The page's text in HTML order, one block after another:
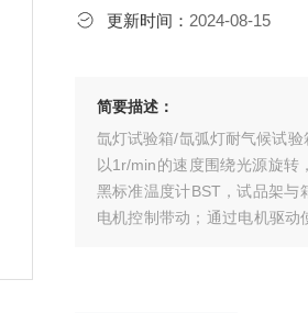
更新时间： 2024-08-15
简要描述：
氙灯试验箱/氙弧灯耐气候试
以1r/min的速度围绕光源旋
黑标准温度计BST，试品架与
电机控制带动；通过电机驱动